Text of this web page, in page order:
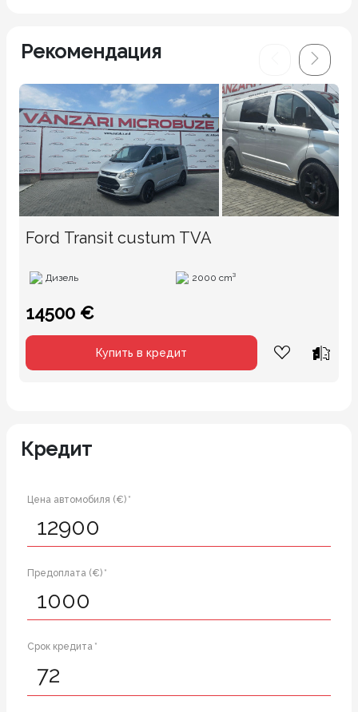
Рекомендация
Ford Transit custum TVA
Дизель 2000 cm³
14500 €
Купить в кредит
Кредит
Цена автомобиля (€) *
Предоплата (€) *
Срок кредита *